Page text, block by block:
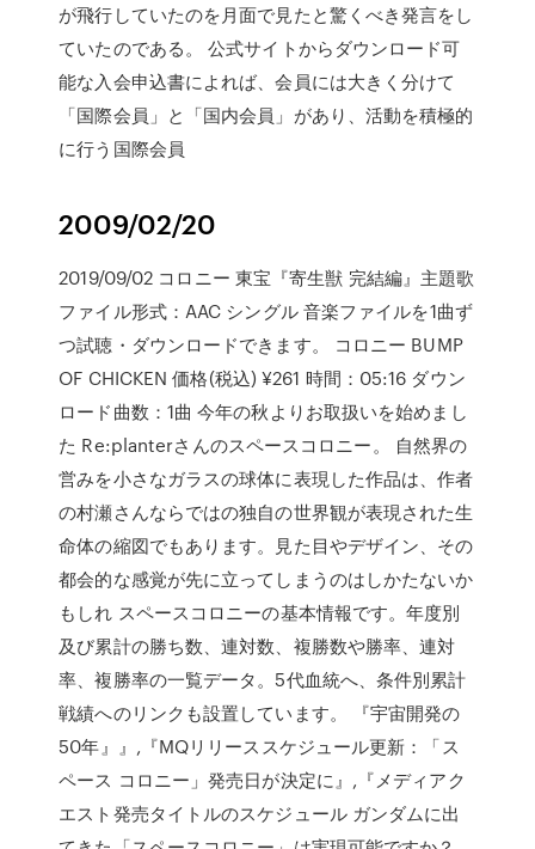
が飛行していたのを月面で見たと驚くべき発言をし
ていたのである。 公式サイトからダウンロード可
能な入会申込書によれば、会員には大きく分けて
「国際会員」と「国内会員」があり、活動を積極的
に行う国際会員
2009/02/20
2019/09/02 コロニー 東宝『寄生獣 完結編』主題歌
ファイル形式：AAC シングル 音楽ファイルを1曲ず
つ試聴・ダウンロードできます。 コロニー BUMP
OF CHICKEN 価格(税込) ¥261 時間：05:16 ダウン
ロード曲数：1曲 今年の秋よりお取扱いを始めまし
た Re:planterさんのスペースコロニー。 自然界の
営みを小さなガラスの球体に表現した作品は、作者
の村瀬さんならではの独自の世界観が表現された生
命体の縮図でもあります。見た目やデザイン、その
都会的な感覚が先に立ってしまうのはしかたないか
もしれ スペースコロニーの基本情報です。年度別
及び累計の勝ち数、連対数、複勝数や勝率、連対
率、複勝率の一覧データ。5代血統へ、条件別累計
戦績へのリンクも設置しています。 『宇宙開発の
50年』』,『MQリリーススケジュール更新：「ス
ペース コロニー」発売日が決定に』,『メディアク
エスト発売タイトルのスケジュール ガンダムに出